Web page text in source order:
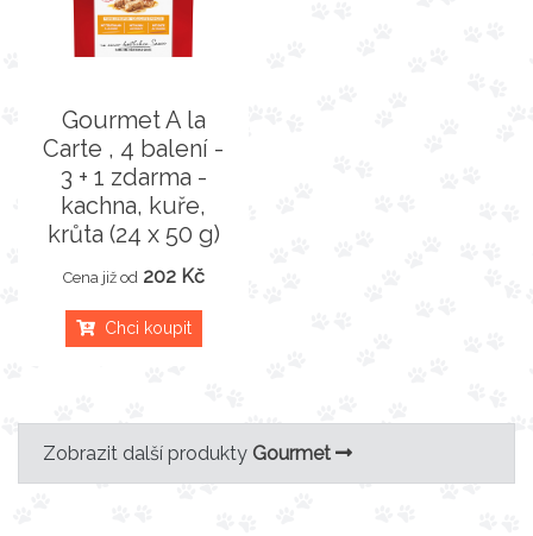
Gourmet A la
Carte , 4 balení -
3 + 1 zdarma -
kachna, kuře,
krůta (24 x 50 g)
Cena již od 202 Kč
Chci koupit
Zobrazit další produkty Gourmet